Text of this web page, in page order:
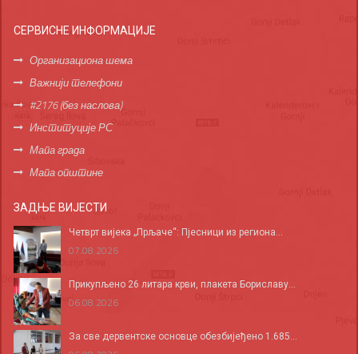
СЕРВИСНЕ ИНФОРМАЦИЈЕ
Организациона шема
Важнији телефони
#2176 (без наслова)
Институције РС
Мапа града
Мапа општине
ЗАДЊЕ ВИЈЕСТИ
Четврт вијека „Прљаче“: Пјесници из региона...
07.08.2026
Прикупљено 26 литара крви, плакета Бориславу...
06.08.2026
За све дервентске основце обезбијеђено 1.685...